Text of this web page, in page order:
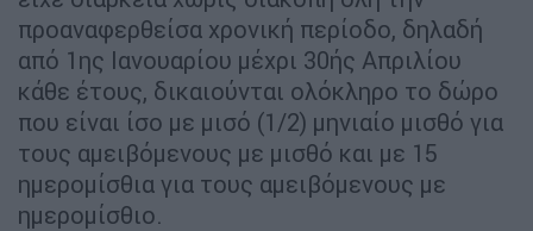
προαναφερθείσα χρονική περίοδο, δηλαδή
από 1ης Ιανουαρίου μέχρι 30ής Απριλίου
κάθε έτους, δικαιούνται ολόκληρο το δώρο
που είναι ίσο με μισό (1/2) μηνιαίο μισθό για
τους αμειβόμενους με μισθό και με 15
ημερομίσθια για τους αμειβόμενους με
ημερομίσθιο.